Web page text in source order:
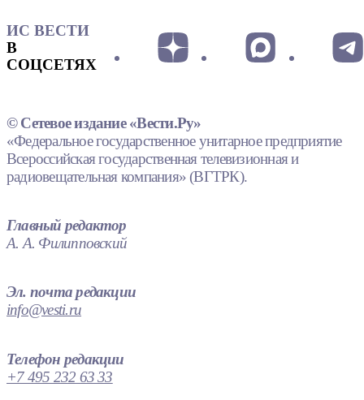
ИС ВЕСТИ
В
СОЦСЕТЯХ
© Сетевое издание «Вести.Ру»
«Федеральное государственное унитарное предприятие
Всероссийская государственная телевизионная и
радиовещательная компания» (ВГТРК).
Главный редактор
А. А. Филипповский
Эл. почта редакции
info@vesti.ru
Телефон редакции
+7 495 232 63 33